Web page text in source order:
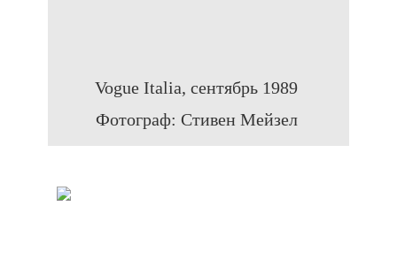
Vogue Italia, сентябрь 1989
Фотограф: Стивен Мейзел